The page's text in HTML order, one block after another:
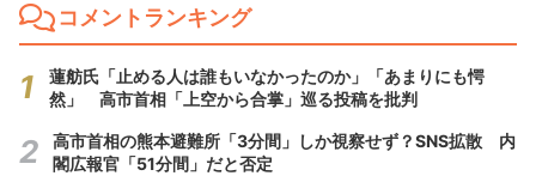
コメントランキング
蓮舫氏「止める人は誰もいなかったのか」「あまりにも愕
然」 高市首相「上空から合掌」巡る投稿を批判
高市首相の熊本避難所「3分間」しか視察せず？SNS拡散 内
閣広報官「51分間」だと否定